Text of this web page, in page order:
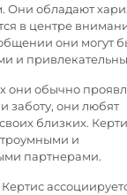
обладают
в центре
они могут
и
они обычно
заботу, они любят
близких.
и
партнерами.